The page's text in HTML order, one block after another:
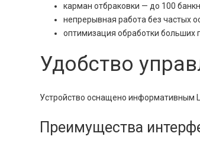
карман отбраковки — до 100
непрерывная работа без частых
оптимизация обработки больших
Удобство
Устройство оснащено информативным
Преимущества